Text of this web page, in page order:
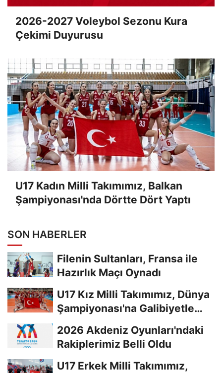
2026-2027 Voleybol Sezonu Kura
Çekimi Duyurusu
U17 Kadın Milli Takımımız, Balkan
Şampiyonası'nda Dörtte Dört Yaptı
SON HABERLER
Filenin Sultanları, Fransa ile
Hazırlık Maçı Oynadı
U17 Kız Milli Takımımız, Dünya
Şampiyonası'na Galibiyetle
2026 Akdeniz Oyunları'ndaki
Rakiplerimiz Belli Oldu
U17 Erkek Milli Takımımız,